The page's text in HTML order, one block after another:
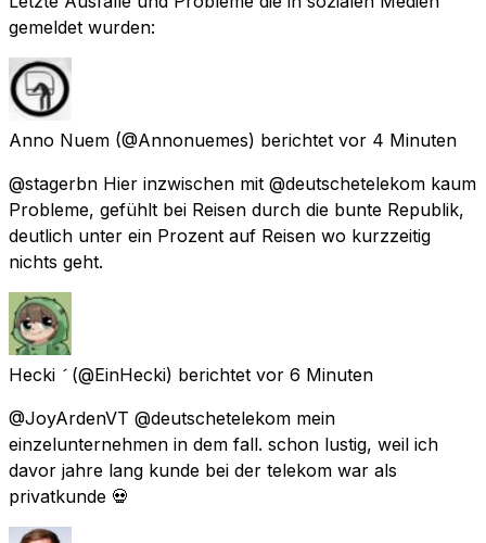
gemeldet wurden:
Anno Nuem (@Annonuemes) berichtet vor 4 Minuten
@stagerbn Hier inzwischen mit @deutschetelekom kaum
Probleme, gefühlt bei Reisen durch die bunte Republik,
deutlich unter ein Prozent auf Reisen wo kurzzeitig
nichts geht.
Hecki  (@EinHecki) berichtet vor 6 Minuten
@JoyArdenVT @deutschetelekom mein
einzelunternehmen in dem fall. schon lustig, weil ich
davor jahre lang kunde bei der telekom war als
privatkunde 💀